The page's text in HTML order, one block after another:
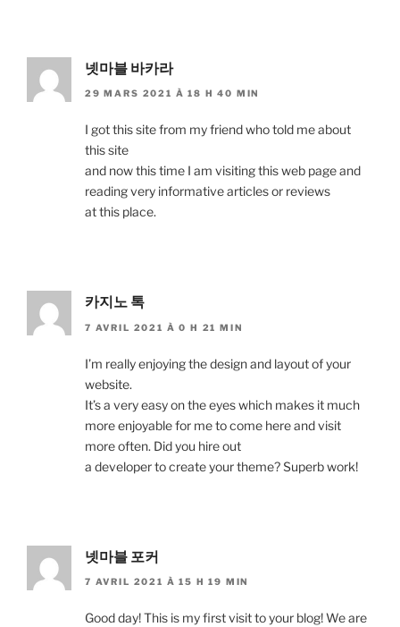
넷마블 바카라
29 MARS 2021 À 18 H 40 MIN
I got this site from my friend who told me about
this site
and now this time I am visiting this web page and
reading very informative articles or reviews
at this place.
카지노 톡
7 AVRIL 2021 À 0 H 21 MIN
I’m really enjoying the design and layout of your
website.
It’s a very easy on the eyes which makes it much
more enjoyable for me to come here and visit
more often. Did you hire out
a developer to create your theme? Superb work!
넷마블 포커
7 AVRIL 2021 À 15 H 19 MIN
Good day! This is my first visit to your blog! We are